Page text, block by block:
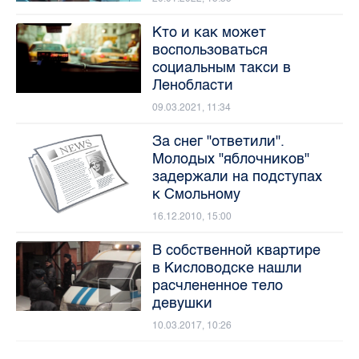
Кто и как может
воспользоваться
социальным такси в
Ленобласти
09.03.2021, 11:34
За снег "ответили".
Молодых "яблочников"
задержали на подступах
к Смольному
16.12.2010, 15:00
В собственной квартире
в Кисловодске нашли
расчлененное тело
девушки
10.03.2017, 10:26